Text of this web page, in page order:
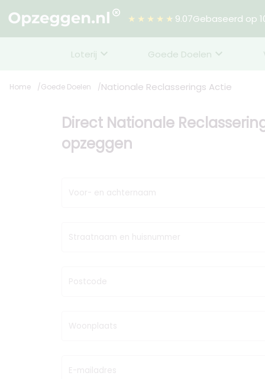
★★★★★ 9.07Gebaseerd op
Loterij Goede Doelen
Home Goede Doelen Nationale Reclasserings Actie
Direct Nationale
opzeggen
Voor- en achternaam
Straatnaam en huisnummer
Postcode
Woonplaats
E-mailadres